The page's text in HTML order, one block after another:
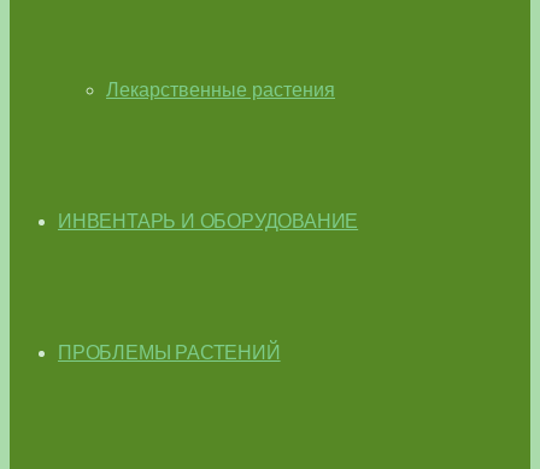
Лекарственные растения
ИНВЕНТАРЬ И ОБОРУДОВАНИЕ
ПРОБЛЕМЫ РАСТЕНИЙ